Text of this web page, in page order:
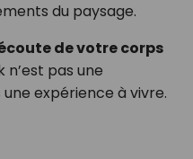
du paysage.
de votre corps
pas une
expérience à vivre.